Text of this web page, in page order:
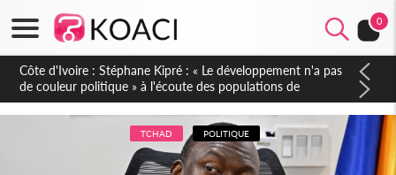
0
Mali : Les FAMa accueillent 254 anciens combattants issus de
groupes armés
TCHAD POLITIQUE